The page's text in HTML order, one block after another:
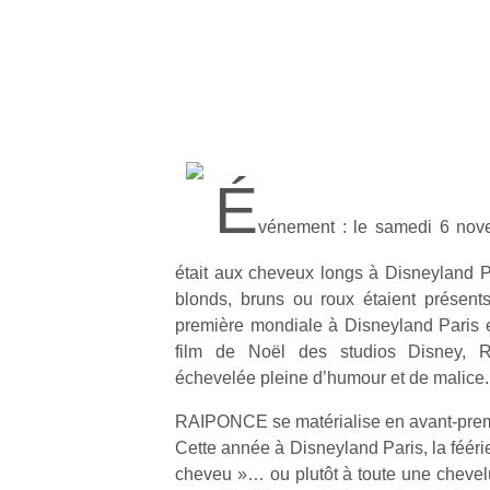
Événement : le samedi 6
était aux cheveux longs à Disneyland
blonds, bruns ou roux étaient
première mondiale à Disneyland Paris
film de Noël des studios Disney,
échevelée pleine d’humour et de malice.
RAIPONCE se matérialise en avant-
Cette année à Disneyland Paris, la
cheveu »… ou plutôt à toute une